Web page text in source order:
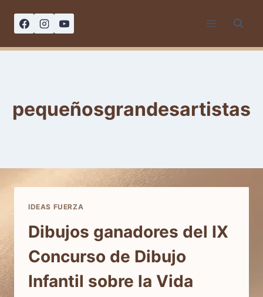
pequeñosgrandesartistas
IDEAS FUERZA
Dibujos ganadores del IX
Concurso de Dibujo
Infantil sobre la Vida